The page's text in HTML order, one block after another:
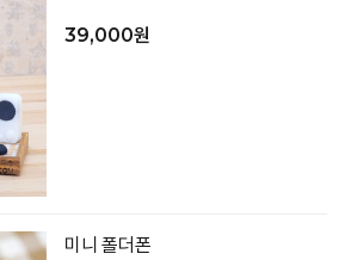
39,000원
미니 폴더폰